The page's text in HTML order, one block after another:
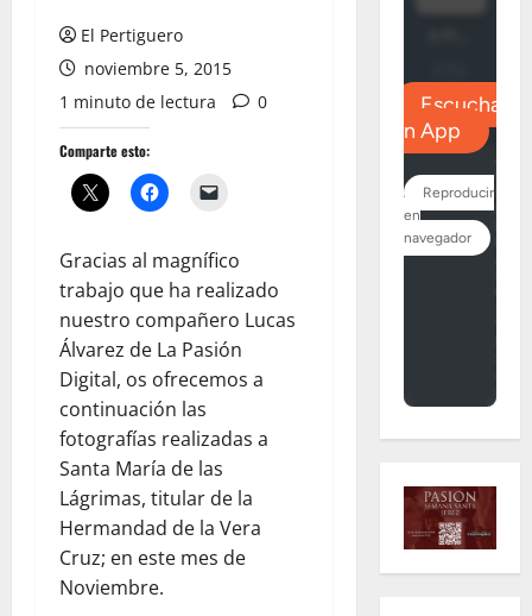
El Pertiguero
noviembre 5, 2015
1 minuto de lectura
0
Comparte esto:
Gracias al magnífico
trabajo que ha realizado
nuestro compañero Lucas
Álvarez de La Pasión
Digital, os ofrecemos a
continuación las
fotografías realizadas a
Santa María de las
Lágrimas, titular de la
Hermandad de la Vera
Cruz; en este mes de
Noviembre.